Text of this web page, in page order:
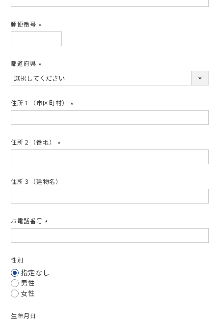
須)
郵便番号
須)
都道府県
(必
須)
住所１（市区町村）
須)
住所２（番地）
須)
住所３（建物名）
お電話番号
須)
性別
指定なし
男性
女性
生年月日